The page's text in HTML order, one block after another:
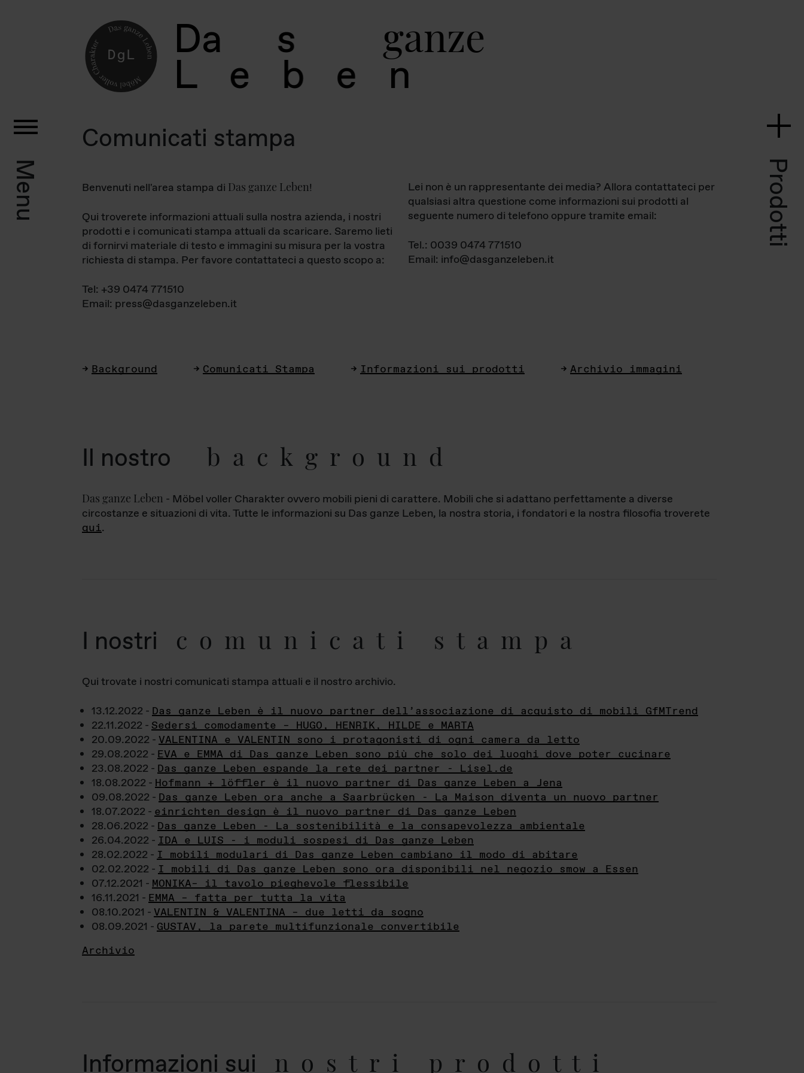
Da s ganz
L e b
Menu Prodotti
Comunicati stampa
Benvenuti nell'area stampa di Das ganze Leben!
Qui troverete informazioni attuali sulla nostra azienda, i nostri
prodotti e i comunicati stampa attuali da scaricare. Saremo lieti
di fornirvi materiale di testo e immagini su misura per la vostra
richiesta di stampa. Per favore contattateci a questo scopo a:
Tel: +39 0474 771510
Email: press@dasganzeleben.it
Lei non è un rappresentante dei media? Allora contattateci per
qualsiasi altra questione come informazioni sui prodotti al
seguente numero di telefono oppure tramite email:
Tel.: 0039 0474 771510
Email: info@dasganzeleben.it
Background Comunicati Stampa Informazioni sui prodotti Archivio immagini
Il nostro background
Das ganze Leben - Möbel voller Charakter ovvero mobili pieni di carattere. Mobili che si adattano perfettamente a diverse
circostanze e situazioni di vita. Tutte le informazioni su Das ganze Leben, la nostra storia, i fondatori e la nostra filosofia troverete
qui.
I nostri comunicati stampa
Qui trovate i nostri comunicati stampa attuali e il nostro archivio.
13.12.2022 - Das ganze Leben è il nuovo partner dell’associazione di acquisto di mobili GfMTrend
22.11.2022 - Sedersi comodamente – HUGO, HENRIK, HILDE e MARTA
20.09.2022 - VALENTINA e VALENTIN sono i protagonisti di ogni camera da letto
29.08.2022 - EVA e EMMA di Das ganze Leben sono più che solo dei luoghi dove poter cucinare
23.08.2022 - Das ganze Leben espande la rete dei partner - Lisel.de
18.08.2022 - Hofmann + löffler è il nuovo partner di Das ganze Leben a Jena
09.08.2022 - Das ganze Leben ora anche a Saarbrücken - La Maison diventa un nuovo partner
18.07.2022 - einrichten design è il nuovo partner di Das ganze Leben
28.06.2022 - Das ganze Leben - La sostenibilità e la consapevolezza ambientale
26.04.2022 - IDA e LUIS - i moduli sospesi di Das ganze Leben
28.02.2022 - I mobili modulari di Das ganze Leben cambiano il modo di abitare
02.02.2022 - I mobili di Das ganze Leben sono ora disponibili nel negozio smow a Essen
07.12.2021 - MONIKA– il tavolo pieghevole flessibile
16.11.2021 - EMMA – fatta per tutta la vita
08.10.2021 - VALENTIN & VALENTINA – due letti da sogno
08.09.2021 - GUSTAV, la parete multifunzionale convertibile
Archivio
Informazioni sui nostri prodotti